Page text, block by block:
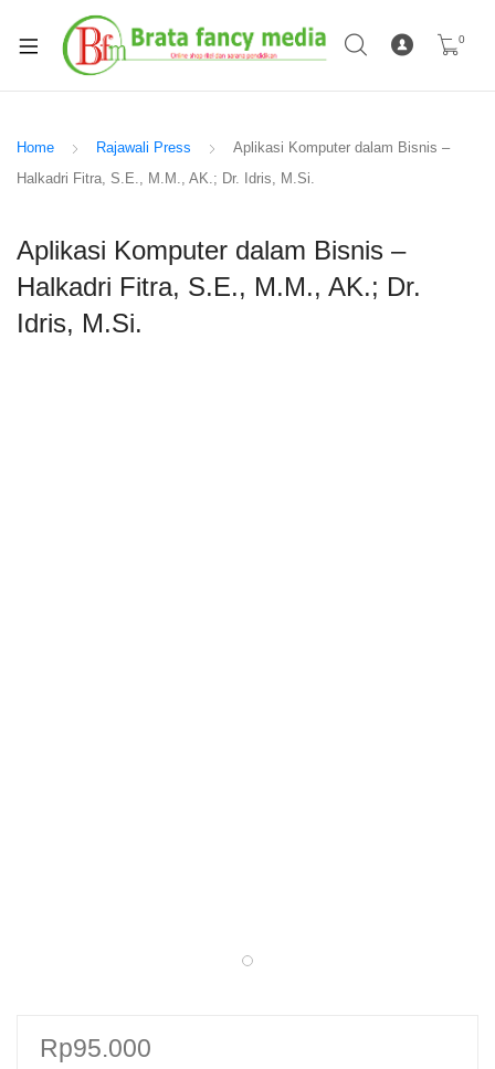
0
Home Rajawali Press
Aplikasi Komputer dalam Bisnis –
Halkadri Fitra, S.E., M.M., AK.; Dr. Idris, M.Si.
Aplikasi Komputer dalam Bisnis –
Halkadri Fitra, S.E., M.M., AK.; Dr.
Idris, M.Si.
Rp95.000